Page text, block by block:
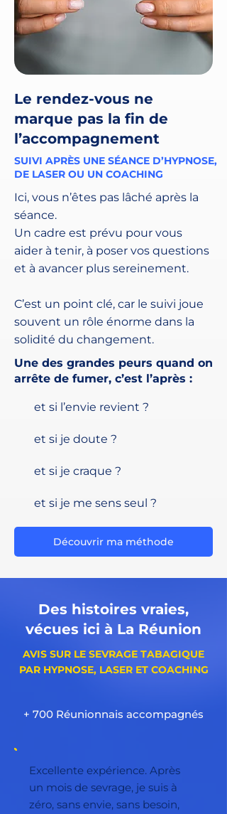
Le rendez-vous ne
marque pas la fin de
l’accompagnement
SUIVI APRÈS UNE SÉANCE D’HYPNOSE,
DE LASER OU UN COACHING
Ici, vous n’êtes pas lâché après la
séance.
Un cadre est prévu pour vous
aider à tenir, à poser vos questions
et à avancer plus sereinement.
C’est un point clé, car le suivi joue
souvent un rôle énorme dans la
solidité du changement.
Une des grandes peurs quand on
arrête de fumer, c’est l’après :
et si l’envie revient ?
et si je doute ?
et si je craque ?
et si je me sens seul ?
Découvrir ma méthode
Des histoires vraies,
vécues ici à La Réunion
AVIS SUR LE SEVRAGE TABAGIQUE
PAR HYPNOSE, LASER ET COACHING
+ 700 Réunionnais accompagnés
Excellente expérience. Après
un mois de sevrage, je suis à
zéro, sans envie, sans besoin,